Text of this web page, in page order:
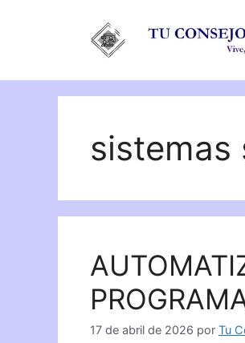
sistemas
17 de abril de 2026 por Tu